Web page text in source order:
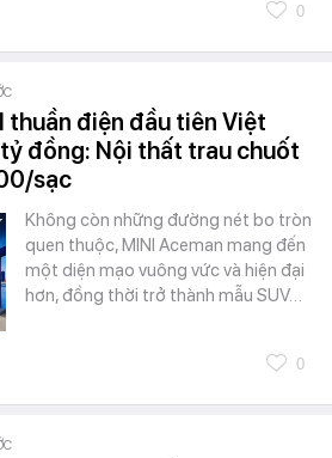
0
thuần điện đầu tiên Việt
đồng: Nội thất trau chuốt
sạc
Không còn những đường nét bo tròn
quen thuộc, MINI Aceman mang đến
một diện mạo vuông vức và hiện đại
hơn, đồng thời trở thành mẫu SUV…
0